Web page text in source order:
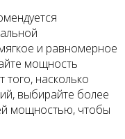
и равномерное
мощность
того, насколько
выбирайте более
мощностью, чтобы